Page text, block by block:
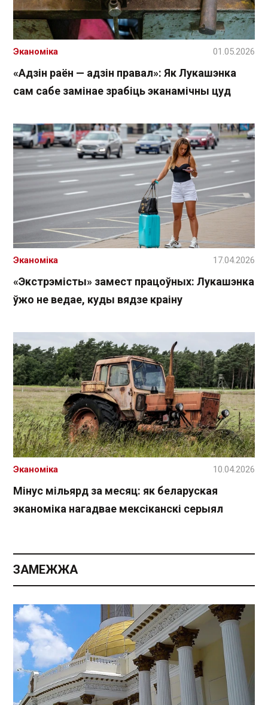
«Адзін раён — адзін правал»: Як Лукашэнка
сам сабе замінае зрабіць эканамічны цуд
Эканоміка 01.05.2026
«Экстрэмісты» замест працоўных: Лукашэнка
ўжо не ведае, куды вядзе краіну
Эканоміка 17.04.2026
Мінус мільярд за месяц: як беларуская
эканоміка нагадвае мексіканскі серыял
Эканоміка 10.04.2026
ЗАМЕЖЖА